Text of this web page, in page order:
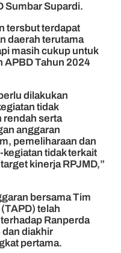
Sumbar Supardi.
tersbut terdapat
daerah terutama
masih cukup untuk
APBD Tahun 2024
dilakukan
tidak
rendah serta
anggaran
pemeliharaan dan
tidak terkait
kinerja RPJMD,”
bersama Tim
telah
Ranperda
dan diakhir
pertama.